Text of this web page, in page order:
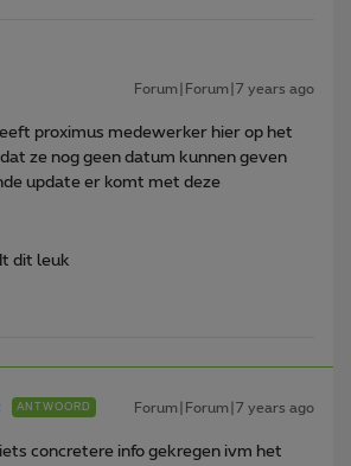
Forum|Forum|7 years ago
proximus medewerker hier op het
ze nog geen datum kunnen geven
update er komt met deze
dit leuk
ANTWOORD Forum|Forum|7 years ago
concretere info gekregen ivm het